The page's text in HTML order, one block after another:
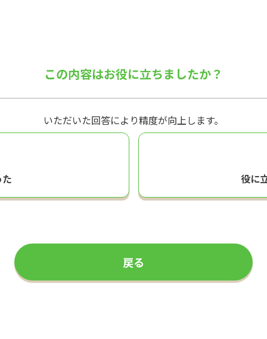
この内容はお役に立ちましたか？
いただいた回答により精度が向上します。
役に
戻る